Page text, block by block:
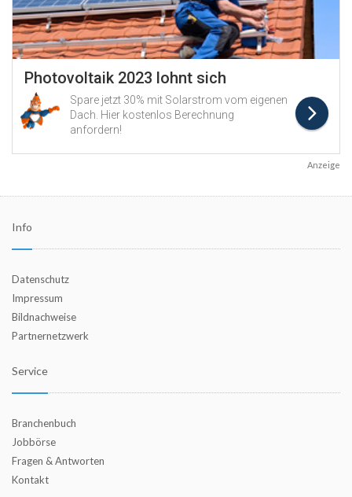
Anzeige
Info
Datenschutz
Impressum
Bildnachweise
Partnernetzwerk
Service
Branchenbuch
Jobbörse
Fragen & Antworten
Kontakt